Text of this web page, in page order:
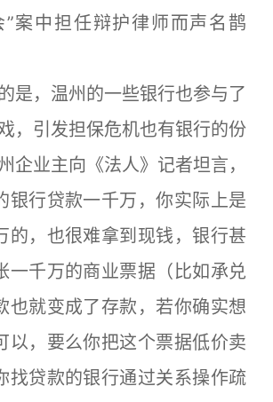
”案中担任辩护律师而声名鹊
是，温州的一些银行也参与了
戏，引发担保危机也有银行的份
企业主向《法人》记者坦言，
银行贷款一千万，你实际上是
的，也很难拿到现钱，银行甚
一千万的商业票据（比如承兑
也就变成了存款，若你确实想
以，要么你把这个票据低价卖
找贷款的银行通过关系操作疏